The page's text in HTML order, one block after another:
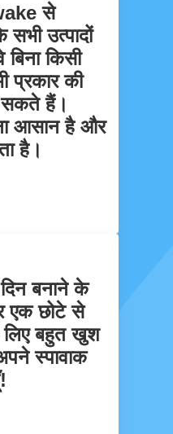
से
सभी उत्पादों
किसी
प्रकार की
सकते हैं।
आसान है और
है।
दिन बनाने के
एक छोटे से
लिए बहुत खुश
स्पावाक